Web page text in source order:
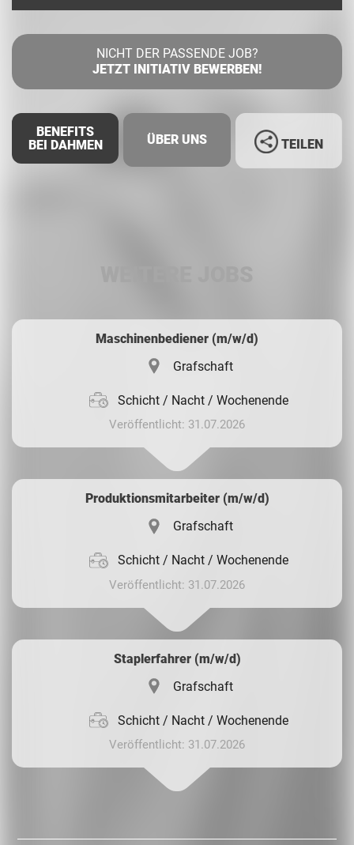
NICHT DER PASSENDE JOB?
JETZT INITIATIV BEWERBEN!
BENEFITS
BEI DAHMEN
ÜBER UNS TEILEN
Maschinenbediener (m/w/d)
Grafschaft
Schicht / Nacht / Wochenende
Veröffentlicht: 31.07.2026
Produktionsmitarbeiter (m/w/d)
Grafschaft
Schicht / Nacht / Wochenende
Veröffentlicht: 31.07.2026
Staplerfahrer (m/w/d)
Grafschaft
Schicht / Nacht / Wochenende
Veröffentlicht: 31.07.2026